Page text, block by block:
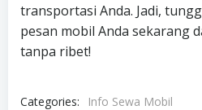
transportasi Anda. Jadi,
pesan mobil Anda sekarang
tanpa ribet!
Categories:
Info Sewa Mobil